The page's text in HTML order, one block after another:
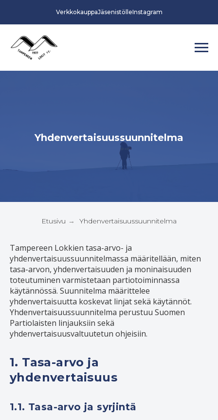
VerkkokauppaJäsenistölleInstagram
Yhdenvertaisuussuunnitelma
Etusivu → Yhdenvertaisuussuunnitelma
Tampereen Lokkien tasa-arvo- ja
yhdenvertaisuussuunnitelmassa määritellään, miten
tasa-arvon, yhdenvertaisuuden ja moninaisuuden
toteutuminen varmistetaan partiotoiminnassa
käytännössä. Suunnitelma määrittelee
yhdenvertaisuutta koskevat linjat sekä käytännöt.
Yhdenvertaisuussuunnitelma perustuu Suomen
Partiolaisten linjauksiin sekä
yhdenvertaisuusvaltuutetun ohjeisiin.
1. Tasa-arvo ja
yhdenvertaisuus
1.1. Tasa-arvo ja syrjintä